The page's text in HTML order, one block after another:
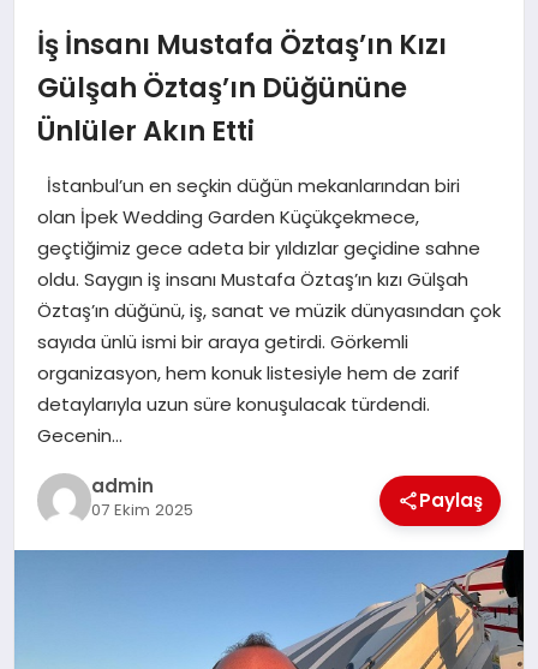
EĞITIM
MAGAZIN
SAĞLIK
SIYASET
SPOR
TEKNOLOJI
YAŞAM
İş İnsanı Mustafa Öztaş’ın Kızı
Gülşah Öztaş’ın Düğününe
Ünlüler Akın Etti
İstanbul’un en seçkin düğün mekanlarından biri
olan İpek Wedding Garden Küçükçekmece,
geçtiğimiz gece adeta bir yıldızlar geçidine sahne
oldu. Saygın iş insanı Mustafa Öztaş’ın kızı Gülşah
Öztaş’ın düğünü, iş, sanat ve müzik dünyasından çok
sayıda ünlü ismi bir araya getirdi. Görkemli
organizasyon, hem konuk listesiyle hem de zarif
detaylarıyla uzun süre konuşulacak türdendi.
Gecenin…
admin
07 Ekim 2025 Paylaş